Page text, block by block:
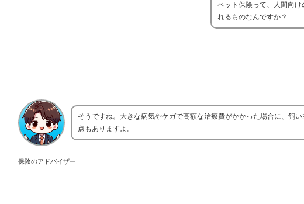
ペット保険って、人間向
れるものなんですか？
保険のアドバイザー
そうですね。大きな病気やケガで高額な治療費がかかった場合に、飼
点もありますよ。